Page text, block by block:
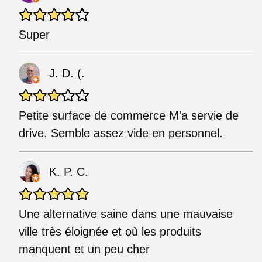
Super
J. D. (.
Petite surface de commerce M'a servie de
drive. Semble assez vide en personnel.
K. P. C.
Une alternative saine dans une mauvaise
ville très éloignée et où les produits
manquent et un peu cher